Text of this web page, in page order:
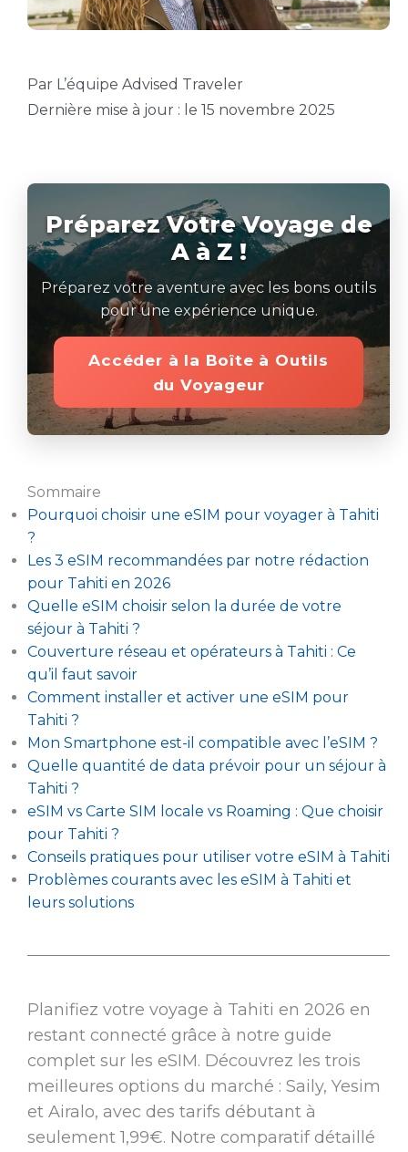
Par L’équipe Advised Traveler
Dernière mise à jour : le 15 novembre 2025
Préparez Votre Voyage de
A à Z !
Préparez votre aventure avec les bons outils
pour une expérience unique.
Accéder à la Boîte à Outils
du Voyageur
Sommaire
Pourquoi choisir une eSIM pour voyager à Tahiti
?
Les 3 eSIM recommandées par notre rédaction
pour Tahiti en 2026
Quelle eSIM choisir selon la durée de votre
séjour à Tahiti ?
Couverture réseau et opérateurs à Tahiti : Ce
qu’il faut savoir
Comment installer et activer une eSIM pour
Tahiti ?
Mon Smartphone est-il compatible avec l’eSIM ?
Quelle quantité de data prévoir pour un séjour à
Tahiti ?
eSIM vs Carte SIM locale vs Roaming : Que choisir
pour Tahiti ?
Conseils pratiques pour utiliser votre eSIM à Tahiti
Problèmes courants avec les eSIM à Tahiti et
leurs solutions
Planifiez votre voyage à Tahiti en 2026 en
restant connecté grâce à notre guide
complet sur les eSIM. Découvrez les trois
meilleures options du marché : Saily, Yesim
et Airalo, avec des tarifs débutant à
seulement 1,99€. Notre comparatif détaillé